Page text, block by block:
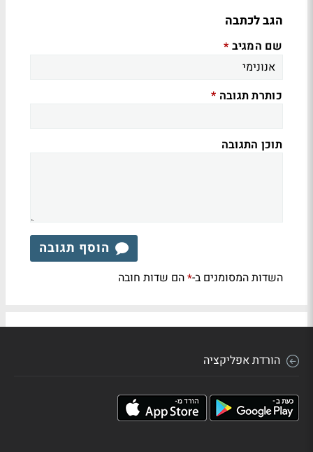
הגב לכתבה
שם המגיב *
כותרת תגובה *
תוכן התגובה
הוסף תגובה
השדות המסומנים ב-*הם שדות חובה
הורדת אפליקציה